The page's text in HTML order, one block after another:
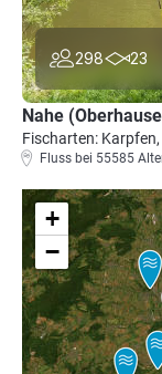
298 23
Nahe
Fischarten:
Fluss bei 55585
+
−